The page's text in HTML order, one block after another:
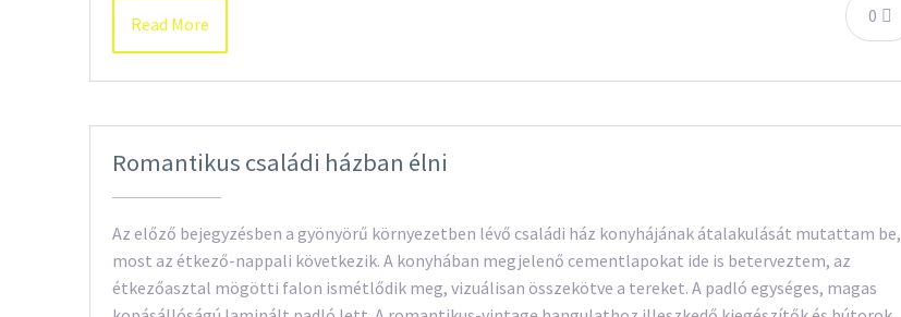
0
Read More
Romantikus családi házban élni
Az előző bejegyzésben a gyönyörű környezetben lévő családi ház konyhájának átalakulását mutattam be,
most az étkező-nappali következik. A konyhában megjelenő cementlapokat ide is beterveztem, az
étkezőasztal mögötti falon ismétlődik meg, vizuálisan összekötve a tereket. A padló egységes, magas